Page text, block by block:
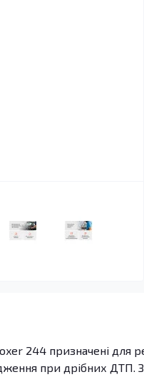
244 призначені для
при дрібних ДТП.